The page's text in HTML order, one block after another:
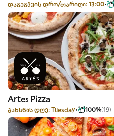
დაგეგმვის დრო/თარიღი: 13:00
Artes Pizza
გახსნის დღე: Tuesday 100%(19)